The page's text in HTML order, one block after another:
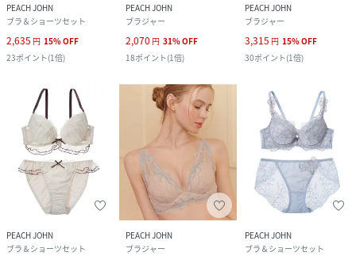
PEACH JOHN
ブラ＆ショーツセット
2,635 円 15%OFF
23ポイント(1倍)
PEACH JOHN
ブラジャー
2,070 円 31%OFF
18ポイント(1倍)
PEACH JOHN
ブラジャー
3,315 円 15%OFF
30ポイント(1倍)
PEACH JOHN
ブラ＆ショーツセット
PEACH JOHN
ブラジャー
PEACH JOHN
ブラ＆ショーツセット